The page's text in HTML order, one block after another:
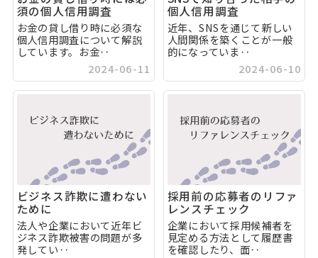
須の個人信用調査
お金の貸し借り時に必須な
個人信用調査について解説
しています。お金‥
2024-06-11
個人信用調査
近年、SNSを通じて新しい
人間関係を築くことが一般
的になっていま‥
2024-06-10
ビジネス詐欺に遭わない
ために
法人や企業において近年ビ
ジネス詐欺被害の問題が多
発してい‥
採用前の応募者のリファ
レンスチェック
企業において採用候補者を
見定める方法として履歴書
を確認したり、面‥